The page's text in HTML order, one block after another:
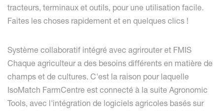
tracteurs, terminaux et outils, pour une utilisation facile.
Faites les choses rapidement et en quelques clics !
Système collaboratif intégré avec agrirouter et FMIS
Chaque agriculteur a des besoins différents en matière de
champs et de cultures. C'est la raison pour laquelle
IsoMatch FarmCentre est connecté à la suite Agronomic
Tools, avec l'intégration de logiciels agricoles basés sur